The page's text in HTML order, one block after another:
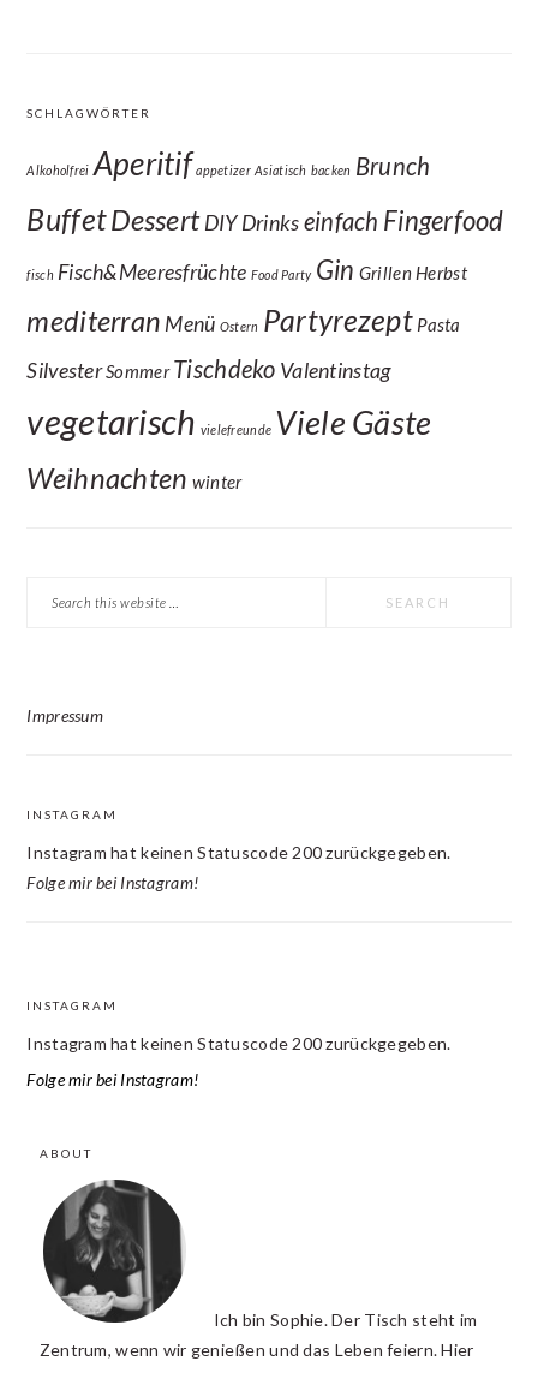
SCHLAGWÖRTER
Alkoholfrei Aperitif appetizer Asiatisch backen Brunch
BuffetDessert DIY Drinkseinfach Fingerfood
fisch Fisch&Meeresfrüchte Food Party Gin Grillen Herbst
mediterran Menü Ostern Partyrezept Pasta
SilvesterSommer Tischdeko Valentinstag
vegetarisch vielefreunde Viele Gäste
Weihnachten winter
Impressum
INSTAGRAM
Instagram hat keinen Statuscode 200 zurückgegeben.
Folge mir bei Instagram!
FOOTER
INSTAGRAM
Instagram hat keinen Statuscode 200 zurückgegeben.
Folge mir bei Instagram!
ABOUT
Ich bin Sophie. Der Tisch steht im
Zentrum, wenn wir genießen und das Leben feiern. Hier